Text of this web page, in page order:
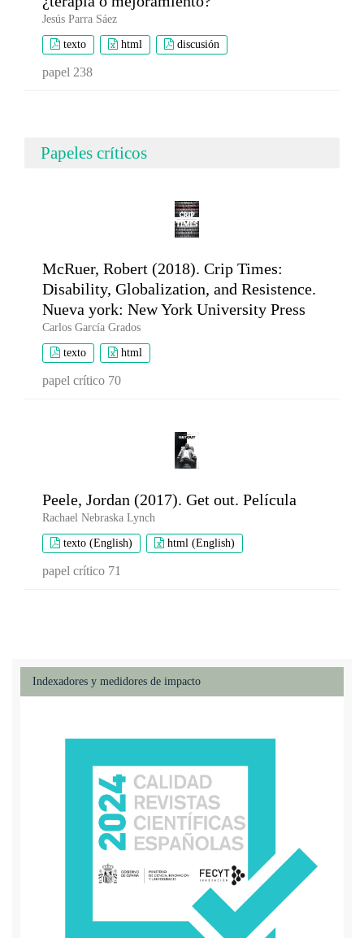
Jesús Parra Sáez
texto html discusión
papel 238
Papeles críticos
McRuer, Robert (2018). Crip Times:
Disability, Globalization, and Resistence.
Nueva york: New York University Press
Carlos García Grados
texto html
papel crítico 70
Peele, Jordan (2017). Get out. Película
Rachael Nebraska Lynch
texto (English) html (English)
papel crítico 71
Indexadores y medidores de impacto